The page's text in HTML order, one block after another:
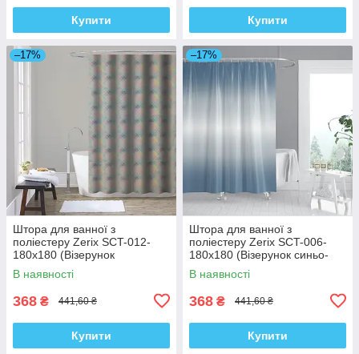
Купити Купити
–17%
Штора для ванної з
поліестеру Zerix SCT-012-
180x180 (Візерунок
"Райдуга") (ZX4981)
В наявності
368 ₴ 441,60 ₴
Купити
–17%
Штора для ванної з
поліестеру Zerix SCT-006-
180x180 (Візерунок синьо-
білий) (ZX4990)
В наявності
368 ₴ 441,60 ₴
Купити